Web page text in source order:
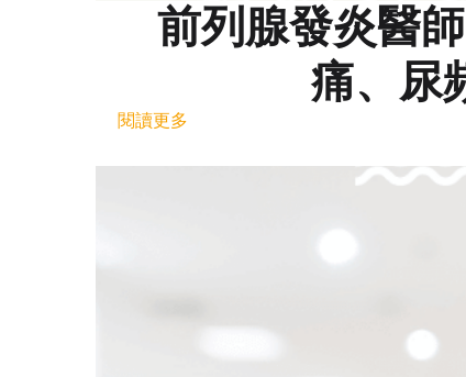
前列腺發炎醫
痛、尿
閱讀更多